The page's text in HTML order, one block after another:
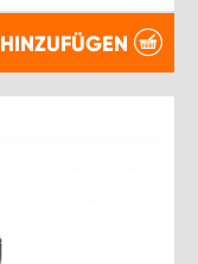
HINZUFÜGEN